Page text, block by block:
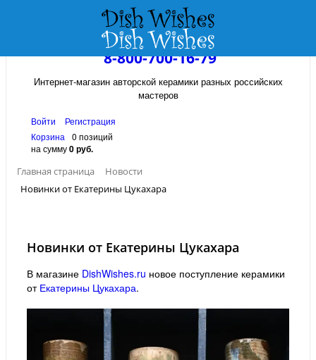
8-800-700-16-79
Интернет-магазин авторской керамики разных российских
мастеров
Войти
Регистрация
Корзина
0 позиций
на сумму0 руб.
Главная страница
Новости
Новинки от Екатерины Цукахара
Новинки от Екатерины Цукахара
В магазине DishWishes.ru новое поступление керамики
от Екатерины Цукахара.